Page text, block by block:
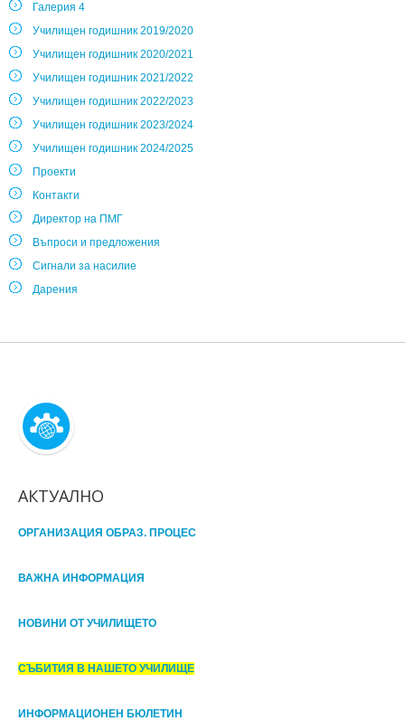
Галерия 4
Училищен годишник 2019/2020
Училищен годишник 2020/2021
Училищен годишник 2021/2022
Училищен годишник 2022/2023
Училищен годишник 2023/2024
Училищен годишник 2024/2025
Проекти
Контакти
Директор на ПМГ
Въпроси и предложения
Сигнали за насилие
Дарения
АКТУАЛНО
ОРГАНИЗАЦИЯ ОБРАЗ. ПРОЦЕС
ВАЖНА ИНФОРМАЦИЯ
НОВИНИ ОТ УЧИЛИЩЕТО
СЪБИТИЯ В НАШЕТО УЧИЛИЩЕ
ИНФОРМАЦИОНЕН БЮЛЕТИН